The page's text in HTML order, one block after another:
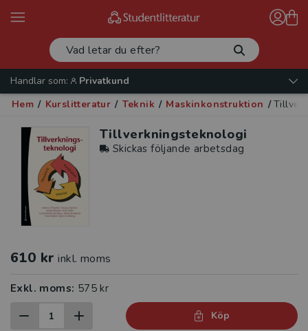
Handlar som:
Privatkund
Hem / Kurslitteratur / Teknik / Maskinkonstruktion /
Tillverkningsteknologi
Skickas följande arbetsdag
610 kr inkl. moms
Exkl. moms: 575 kr
Köp